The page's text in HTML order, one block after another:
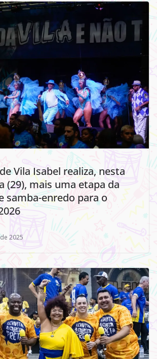
Vila Isabel realiza, nesta
(29), mais uma etapa da
samba-enredo para o
2025